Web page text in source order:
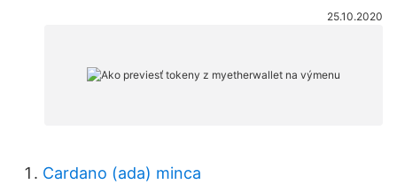
25.10.2020
Cardano (ada) minca